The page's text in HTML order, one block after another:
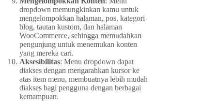
dropdown memungkinkan kamu untuk
mengelompokkan halaman, pos, kategori
blog, tautan kustom, dan halaman
WooCommerce, sehingga memudahkan
pengunjung untuk menemukan konten
yang mereka cari.
Aksesibilitas: Menu dropdown dapat
diakses dengan mengarahkan kursor ke
atas item menu, membuatnya lebih mudah
diakses bagi pengguna dengan berbagai
kemampuan.